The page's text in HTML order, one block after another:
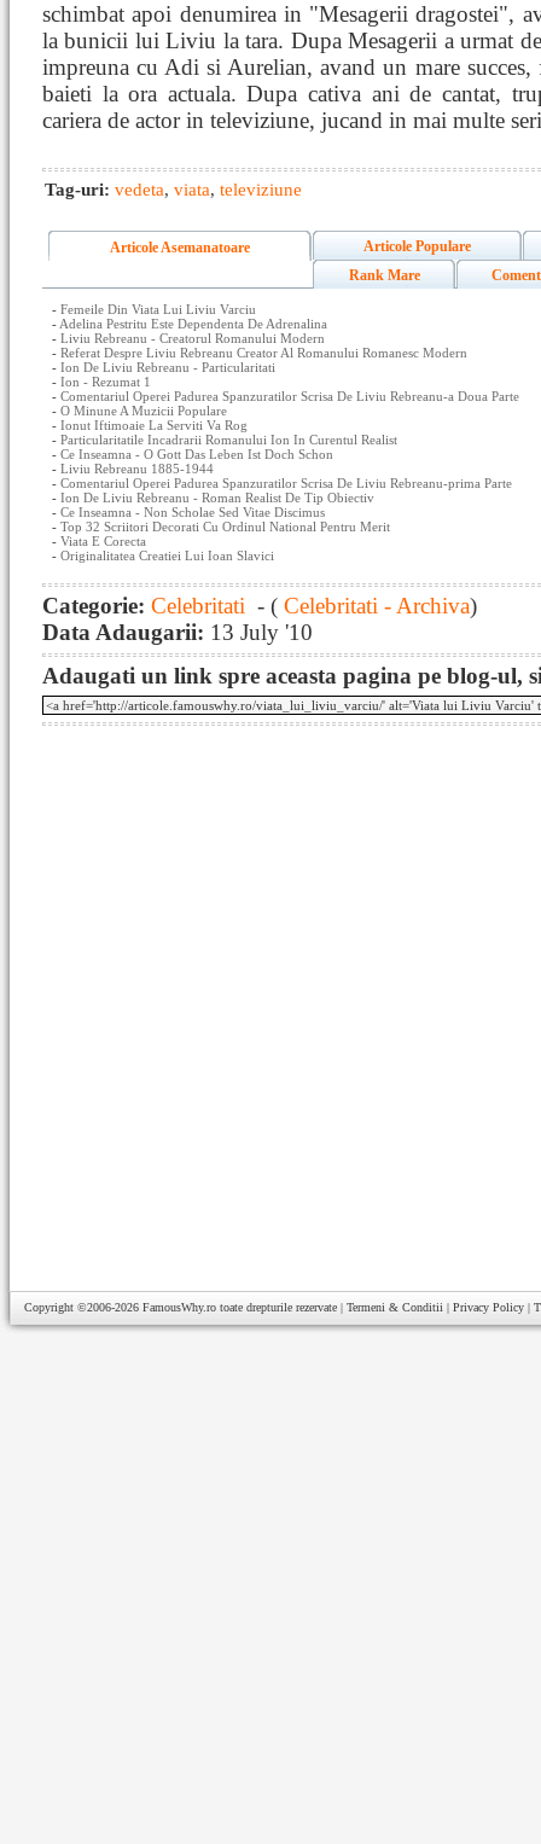
schimbat apoi denumirea in "Mesagerii dragostei",
la bunicii lui Liviu la tara. Dupa Mesagerii a urmat
impreuna cu Adi si Aurelian, avand un mare
baieti la ora actuala. Dupa cativa ani de cantat,
cariera de actor in televiziune, jucand in mai multe
Tag-uri: vedeta, viata, televiziune
Articole Asemanatoare
Articole Populare
Rank Mare
- Femeile Din Viata Lui Liviu Varciu
- Adelina Pestritu Este Dependenta De Adrenalina
- Liviu Rebreanu - Creatorul Romanului Modern
- Referat Despre Liviu Rebreanu Creator Al Romanului Romanesc Modern
- Ion De Liviu Rebreanu - Particularitati
- Ion - Rezumat 1
- Comentariul Operei Padurea Spanzuratilor Scrisa De Liviu Rebreanu-a Doua Parte
- O Minune A Muzicii Populare
- Ionut Iftimoaie La Serviti Va Rog
- Particularitatile Incadrarii Romanului Ion In Curentul Realist
- Ce Inseamna - O Gott Das Leben Ist Doch Schon
- Liviu Rebreanu 1885-1944
- Comentariul Operei Padurea Spanzuratilor Scrisa De Liviu Rebreanu-prima Parte
- Ion De Liviu Rebreanu - Roman Realist De Tip Obiectiv
- Ce Inseamna - Non Scholae Sed Vitae Discimus
- Top 32 Scriitori Decorati Cu Ordinul National Pentru Merit
- Viata E Corecta
- Originalitatea Creatiei Lui Ioan Slavici
Categorie: Celebritati - ( Celebritati - Archiva)
Data Adaugarii: 13 July '10
Adaugati un link spre aceasta pagina pe blog-ul,
Copyright ©2006-2026 FamousWhy.ro toate drepturile rezervate | Termeni & Conditii | Privacy Policy |